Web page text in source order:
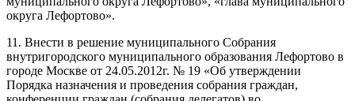
округа Лефортово».
11. Внести в решение муниципального Собрания
внутригородского муниципального образования Лефортово в
городе Москве от 24.05.2012г. № 19 «Об утверждении
Порядка назначения и проведения собрания граждан,